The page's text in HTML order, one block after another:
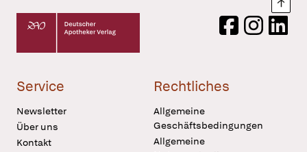
Deutscher Apotheker Verlag Logo
FacebookInstagram
Service
Newsletter
Über uns
Kontakt
Rechtliches
Allgemeine
Geschäftsbedingungen
Allgemeine